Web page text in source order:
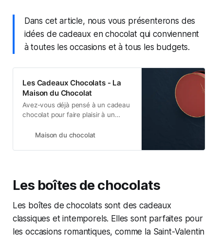
Dans cet article, nous vous présenterons des
idées de cadeaux en chocolat qui conviennent
à toutes les occasions et à tous les budgets.
Les Cadeaux Chocolats - La
Maison du Chocolat
Avez-vous déjà pensé à un cadeau
chocolat pour faire plaisir à un
Commandez dès à présent sur
Maison du chocolat
Les boîtes de chocolats
Les boîtes de chocolats sont des cadeaux
classiques et intemporels. Elles sont parfaites pour
les occasions romantiques, comme la Saint-Valentin